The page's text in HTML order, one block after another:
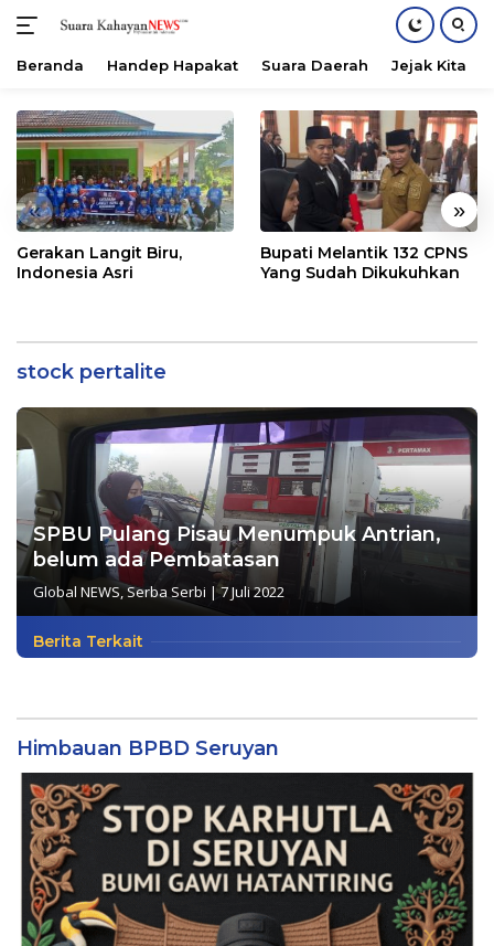
konten
Beranda Handep Hapakat Suara Daerah Jejak Kita
« »
Gerakan Langit Biru,
Indonesia Asri
Bupati Melantik 132 CPNS
Yang Sudah Dikukuhkan
stock pertalite
SPBU Pulang Pisau Menumpuk Antrian,
belum ada Pembatasan
Global NEWS,Serba Serbi |7 Juli 2022
Berita Terkait
Himbauan BPBD Seruyan